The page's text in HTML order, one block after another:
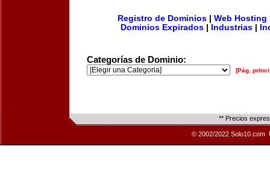
Registro de Dominios| Web Hosting
Dominios Expirados
Industrias
Categorías de Dominio:
[Pág.
** Precios
© 2002/2022 Solo10.com